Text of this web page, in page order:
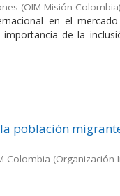
(OIM-Misión Colombia)
en el
de la
población
Colombia (Organización